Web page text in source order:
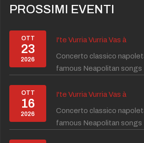
PROSSIMI EVENTI
OTT
23
2026
I'te Vurria Vurria Vas à
Concerto classico
famous Neapolitan songs
OTT
16
2026
I'te Vurria Vurria Vas à
Concerto classico
famous Neapolitan songs